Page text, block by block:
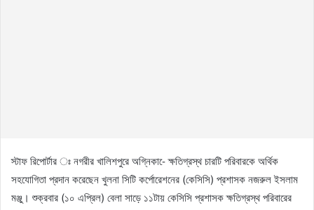
স্টাফ রিপোর্টার ঃ নগরীর খালিশপুরে অগ্নিকা-ে ক্ষতিগ্রস্থ চারটি পরিবারকে অর্থিক
সহযোগিতা প্রদান করেছেন খুলনা সিটি কর্পোরেশনের (কেসিসি) প্রশাসক নজরুল ইসলাম
মঞ্জু। শুক্রবার (১০ এপ্রিল) বেলা সাড়ে ১১টায় কেসিসি প্রশাসক ক্ষতিগ্রস্থ পরিবারের